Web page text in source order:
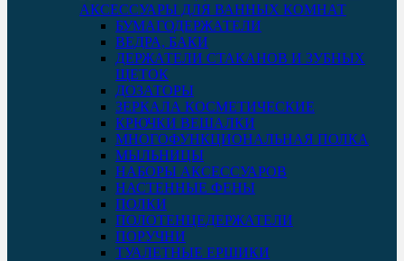
АКСЕССУАРЫ ДЛЯ ВАННЫХ КОМНАТ
БУМАГОДЕРЖАТЕЛИ
ВЕДРА, БАКИ
ДЕРЖАТЕЛИ СТАКАНОВ И ЗУБНЫХ
ЩЕТОК
ДОЗАТОРЫ
ЗЕРКАЛА КОСМЕТИЧЕСКИЕ
КРЮЧКИ ВЕШАЛКИ
МНОГОФУНКЦИОНАЛЬНАЯ ПОЛКА
МЫЛЬНИЦЫ
НАБОРЫ АКСЕССУАРОВ
НАСТЕННЫЕ ФЕНЫ
ПОЛКИ
ПОЛОТЕНЦЕДЕРЖАТЕЛИ
ПОРУЧНИ
ТУАЛЕТНЫЕ ЕРШИКИ